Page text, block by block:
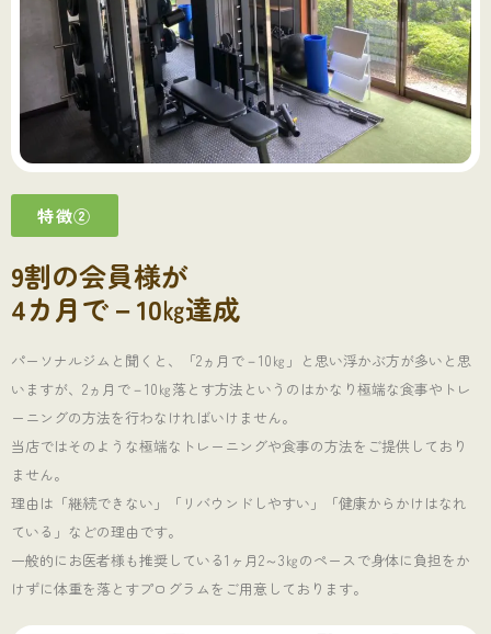
特徴②
9割の会員様が
4カ月で－10㎏達成
パーソナルジムと聞くと、「2ヵ月で－10㎏」と思い浮かぶ方が多いと思
いますが、2ヵ月で－10㎏落とす方法というのはかなり極端な食事やトレ
ーニングの方法を行わなければいけません。
当店ではそのような極端なトレーニングや食事の方法をご提供しており
ません。
理由は「継続できない」「リバウンドしやすい」「健康からかけはなれ
ている」などの理由です。
一般的にお医者様も推奨している1ヶ月2～3㎏のペースで身体に負担をか
けずに体重を落とすプログラムをご用意しております。